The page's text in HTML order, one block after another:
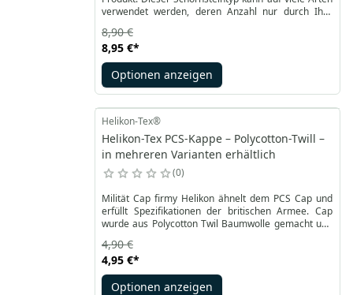
verwendet werden, deren Anzahl nur durch Ihre
Standardannahme als Schal lässt sich schnell in eine
Sturmhaube und hochgezogen in eine klassische
Mütze verwandeln. Durch den dünnen und
strapazierfähigen Strick können Sie das Produkt
auch in Form eines Stirnbandes oder für Haare
8,95 €*
8,90 €
Optionen anzeigen
Helikon-Tex®
Helikon-Tex PCS-Kappe – Polycotton-Twill –
in mehreren Varianten erhältlich
0
Milität Cap firmy Helikon ähnelt dem PCS Cap und
erfüllt Spezifikationen der britischen Armee. Cap
wurde aus Polycotton Twil Baumwolle gemacht und
Belüftung. Zwei zusätzliche Belüftungsöffnungen
erhöhen den Luftstrom für mehr Komfort. Das
flexible und gleichzeitig leicht versteifte Visier
schützt die Augen vor der Sonne.
4,95 €*
4,90 €
Optionen anzeigen